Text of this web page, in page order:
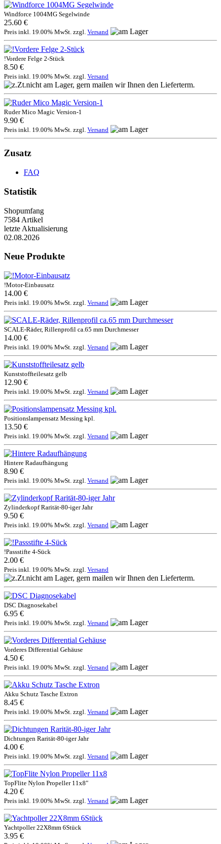
Windforce 1004MG Segelwinde
25.60 €
Preis inkl. 19.00% MwSt. zzgl. Versand
!Vordere Felge 2-Stück
8.50 €
Preis inkl. 19.00% MwSt. zzgl. Versand
Ruder Mico Magic Version-1
9.90 €
Preis inkl. 19.00% MwSt. zzgl. Versand
Zusatz
FAQ
Statistik
Shopumfang
7584 Artikel
letzte Aktualisierung
02.08.2026
Neue Produkte
!Motor-Einbausatz
14.00 €
Preis inkl. 19.00% MwSt. zzgl. Versand
SCALE-Räder, Rillenprofil ca.65 mm Durchmesser
14.00 €
Preis inkl. 19.00% MwSt. zzgl. Versand
Kunststoffteilesatz gelb
12.90 €
Preis inkl. 19.00% MwSt. zzgl. Versand
Positionslampensatz Messing kpl.
13.50 €
Preis inkl. 19.00% MwSt. zzgl. Versand
Hintere Radaufhängung
8.90 €
Preis inkl. 19.00% MwSt. zzgl. Versand
Zylinderkopf Rarität-80-iger Jahr
9.50 €
Preis inkl. 19.00% MwSt. zzgl. Versand
!Passstifte 4-Sück
2.00 €
Preis inkl. 19.00% MwSt. zzgl. Versand
DSC Diagnosekabel
6.95 €
Preis inkl. 19.00% MwSt. zzgl. Versand
Vorderes Differential Gehäuse
4.50 €
Preis inkl. 19.00% MwSt. zzgl. Versand
Akku Schutz Tasche Extron
8.45 €
Preis inkl. 19.00% MwSt. zzgl. Versand
Dichtungen Rarität-80-iger Jahr
4.00 €
Preis inkl. 19.00% MwSt. zzgl. Versand
TopFlite Nylon Propeller 11x8"
4.20 €
Preis inkl. 19.00% MwSt. zzgl. Versand
Yachtpoller 22X8mm 6Stück
3.95 €